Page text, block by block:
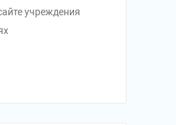
учреждения